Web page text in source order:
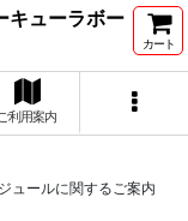
キューラボー
カート
利用案内
ュールに関するご案内